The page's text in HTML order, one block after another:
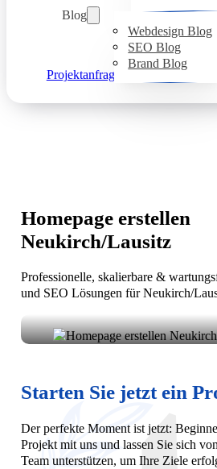
Blog
Webdesign Blog
SEO Blog
Brand Blog
Projektanfrage
Homepage erstellen
Neukirch/Lausitz
Professionelle, skalierbare &
und SEO Lösungen für Neukirch/
digital sichtbar machen.
Starten Sie jetzt ein
Der perfekte Moment ist jetzt:
Projekt mit uns und lassen Sie sich
Team unterstützen, um Ihre Ziele